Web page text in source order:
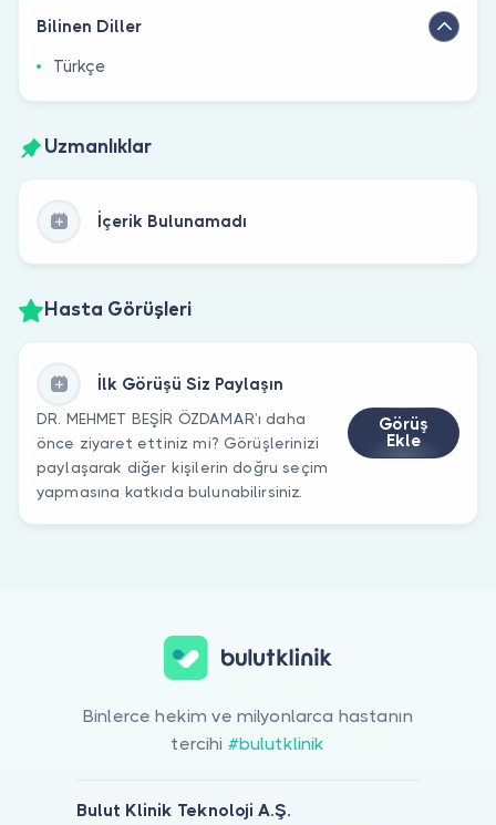
Bilinen Diller
Türkçe
Uzmanlıklar
İçerik Bulunamadı
Hasta Görüşleri
İlk Görüşü Siz Paylaşın
DR. MEHMET BEŞİR ÖZDAMAR’ı daha
önce ziyaret ettiniz mi? Görüşlerinizi
paylaşarak diğer kişilerin doğru seçim
yapmasına katkıda bulunabilirsiniz.
Görüş
Ekle
Binlerce hekim ve milyonlarca hastanın
tercihi #bulutklinik
Bulut Klinik Teknoloji A.Ş.